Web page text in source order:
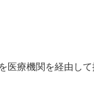
医療機関を経由して